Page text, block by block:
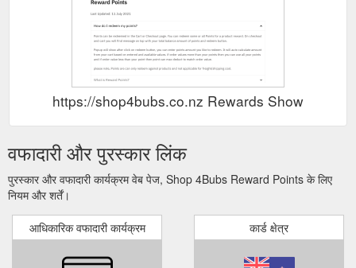
https://shop4bubs.co.nz Rewards Show
वफादारी और पुरस्कार लिंक
पुरस्कार और वफादारी कार्यक्रम वेब पेज, Shop 4Bubs Reward Points के लिए
नियम और शर्तें।
आधिकारिक वफादारी कार्यक्रम कार्ड क्षेत्र